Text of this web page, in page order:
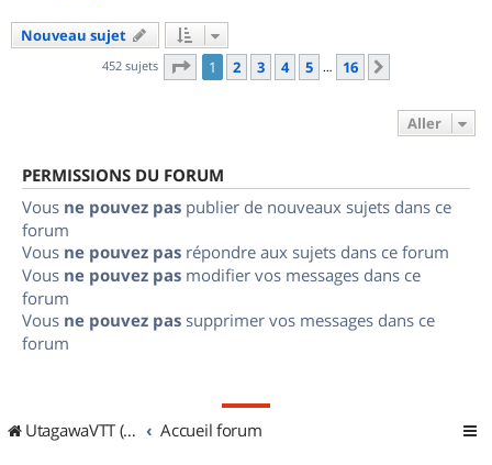
Nouveau sujet
452 sujets Page 1sur
1 2 3 4 5 … 16
Aller
PERMISSIONS DU FORUM
Vous ne pouvez pas publier de nouveaux sujets dans ce
forum
Vous ne pouvez pas répondre aux sujets dans ce forum
Vous ne pouvez pas modifier vos messages dans ce
forum
Vous ne pouvez pas supprimer vos messages dans ce
forum
UtagawaVTT (Randos VTT et VTTAE avec traces GPS) Accueil forum